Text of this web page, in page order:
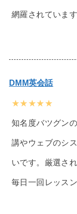
網羅されています
DMM英会話
★★★★★
知名度バツグン
講やウェブのシ
いです。厳選さ
毎日一回レッス